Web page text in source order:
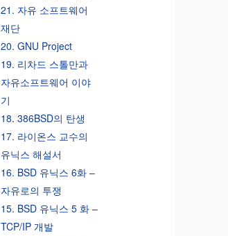
21. 자유 소프트웨어
재단
20. GNU Project
19. 리차드 스톨만과
자유소프트웨어 이야
기
18. 386BSD의 탄생
17. 라이온스 교수의
유닉스 해설서
16. BSD 유닉스 6화 –
자유로의 투쟁
15. BSD 유닉스 5 화 –
TCP/IP 개발